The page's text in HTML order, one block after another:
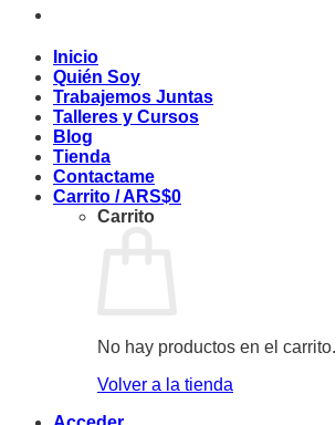
Inicio
Quién Soy
Trabajemos Juntas
Talleres y Cursos
Blog
Tienda
Contactame
Carrito /ARS$0
Carrito
No hay productos en el carrito.
Volver a la tienda